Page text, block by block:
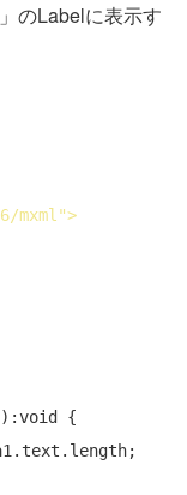
のLabelに表示す
mxml">